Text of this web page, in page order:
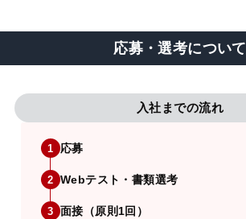
応募・選考について
入社までの流れ
1 応募
2 Webテスト・書類選考
3 面接（原則1回）